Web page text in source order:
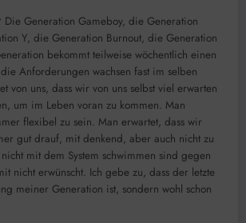
Die Generation Gameboy, die Generation
Y, die Generation Burnout, die Generation
bekommt teilweise wöchentlich einen
Anforderungen wachsen fast im selben
von uns, dass wir von uns selbst viel erwarten
um im Leben voran zu kommen. Man
flexibel zu sein. Man erwartet, dass wir
gut drauf, mit denkend, aber auch nicht zu
mit dem System schwimmen sind gegen
nicht erwünscht. Ich gebe zu, dass der letzte
meiner Generation ist, sondern wohl schon